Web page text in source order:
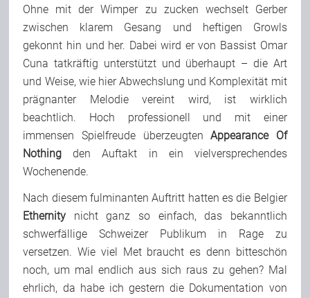
Ohne mit der Wimper zu zucken wechselt Gerber
zwischen klarem Gesang und heftigen Growls
gekonnt hin und her. Dabei wird er von Bassist Omar
Cuna tatkräftig unterstützt und überhaupt – die Art
und Weise, wie hier Abwechslung und Komplexität mit
prägnanter Melodie vereint wird, ist wirklich
beachtlich. Hoch professionell und mit einer
immensen Spielfreude überzeugtenAppearance Of
Nothingden Auftakt in ein vielversprechendes
Wochenende.
Nach diesem fulminanten Auftritt hatten es die Belgier
Ethernity nicht ganz so einfach, das bekanntlich
schwerfällige Schweizer Publikum in Rage zu
versetzen. Wie viel Met braucht es denn bitteschön
noch, um mal endlich aus sich raus zu gehen? Mal
ehrlich, da habe ich gestern die Dokumentation von